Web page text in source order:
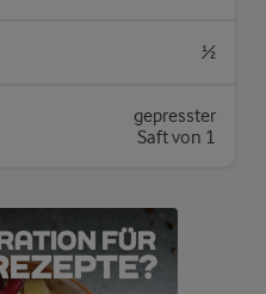
½
gepresster
Saft von 1